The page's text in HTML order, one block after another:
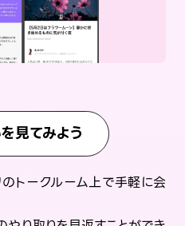
見てみよう
のトークルーム上で手軽に会